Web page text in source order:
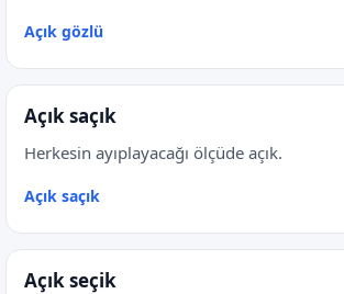
Açık gözlü
Açık saçık
Herkesin ayıplayacağı ölçüde açık.
Açık saçık
Açık seçik